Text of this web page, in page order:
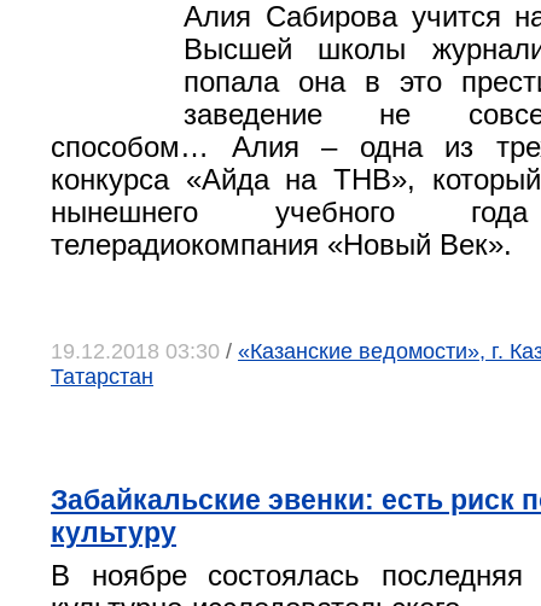
Алия Сабирова учится
Высшей школы
попала она в это
заведение не
способом… Алия – одна из
конкурса «Айда на ТНВ»,
нынешнего учебного
телерадиокомпания «Новый Век».
19.12.2018 03:30 / «Казанские ведомости», г.
Татарстан
Забайкальские эвенки: есть риск
культуру
В ноябре состоялась последняя